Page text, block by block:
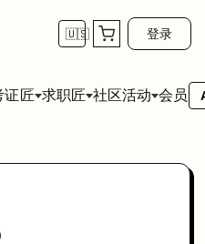
🇺🇸 登录
证匠 求职匠 社区活动 会员
面试流程
指出工程岗位在面试设计上有